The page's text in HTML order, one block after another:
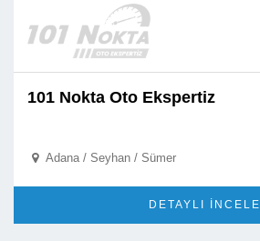
101 Nokta Oto Ekspertiz
 Adana / Seyhan / Sümer
DETAYLI İNCELE